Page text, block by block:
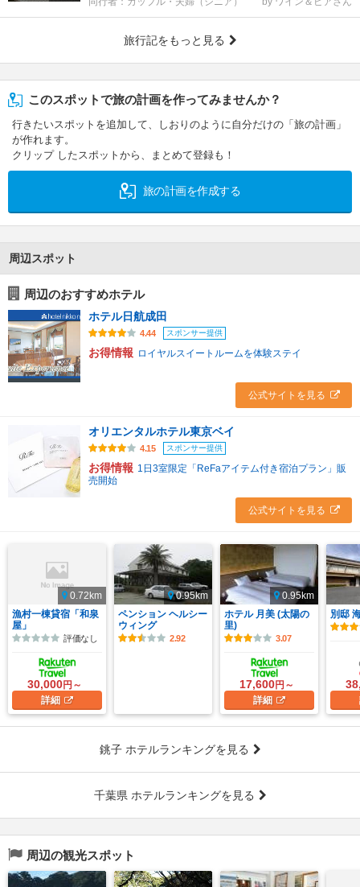
旅行記をもっと見る
このスポットで旅の計画を作ってみませんか？
行きたいスポットを追加して、しおりのように自分だけの「旅の計画」
が作れます。
クリップ したスポットから、まとめて登録も！
旅の計画を作成する
周辺スポット
周辺のおすすめホテル
ホテル日航成田
4.44 スポンサー提供
お得情報 ロイヤルスイートルームを体験ステイ
公式サイトを見る
オリエンタルホテル東京ベイ
4.15 スポンサー提供
お得情報 1日3室限定「ReFaアイテム付き宿泊プラン」販
売開始
公式サイトを見る
0.72km
漁村一棟貸宿「和泉
屋」
評価なし
30,000円～
詳細
0.95km
ペンション ヘルシー
ウィング
2.92
0.95km
ホテル 月美 (太陽の
里)
3.07
17,600円～
詳細
別邸
銚子 ホテルランキングを見る
千葉県 ホテルランキングを見る
周辺の観光スポット